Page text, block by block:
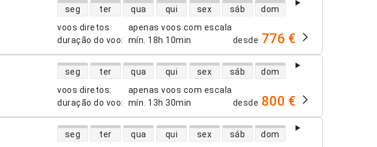
voos diretos:
apenas voos com escala
duração do voo: mín. 18h 10min
disponibilidade de voos diretos
seg ter qua qui sex sáb dom
desde 776 €
voos diretos:
apenas voos com escala
duração do voo: mín. 13h 30min
disponibilidade de voos diretos
seg ter qua qui sex sáb dom
desde 800 €
disponibilidade de voos diretos
seg ter qua qui sex sáb dom